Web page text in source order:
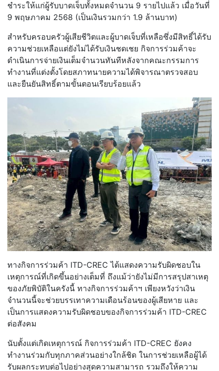
ชำระให้แก่ผู้รับบาดเจ็บทั้งหมดจำนวน 9 รายไปแล้ว เมื่อวันที่
9 พฤษภาคม 2568 (เป็นเงินรวมกว่า 1.9 ล้านบาท)
สำหรับครอบครัวผู้เสียชีวิตและผู้บาดเจ็บที่เหลือซึ่งมีสิทธิ์ได้รับ
ความช่วยเหลือแต่ยังไม่ได้รับเงินชดเชย กิจการร่วมค้าจะ
ดำเนินการจ่ายเงินเต็มจำนวนทันทีหลังจากคณะกรรมการ
ทำงานที่แต่งตั้งโดยสภาทนายความได้พิจารณาตรวจสอบ
และยืนยันสิทธิ์ตามขั้นตอนเรียบร้อยแล้ว
ทางกิจการร่วมค้า ITD-CREC ได้แสดงความรับผิดชอบใน
เหตุการณ์ที่เกิดขึ้นอย่างเต็มที่ ถึงแม้ว่ายังไม่มีการสรุปสาเหตุ
ของภัยพิบัติในครังนี้ ทางกิจการร่วมค้าฯ เพียงหวังว่าเงิน
จำนวนนี้จะช่วยบรรเทาความเดือนร้อนของผู้เสียหาย และ
เป็นการแสดงความรับผิดชอบของกิจการร่วมค้า ITD-CREC
ต่อสังคม
นับตั้งแต่เกิดเหตุการณ์ กิจการร่วมค้า ITD-CREC ยังคง
ทำงานร่วมกับทุกภาคส่วนอย่างใกล้ชิด ในการช่วยเหลือผู้ได้
รับผลกระทบต่อไปอย่างสุดความสามารถ รวมถึงให้ความ